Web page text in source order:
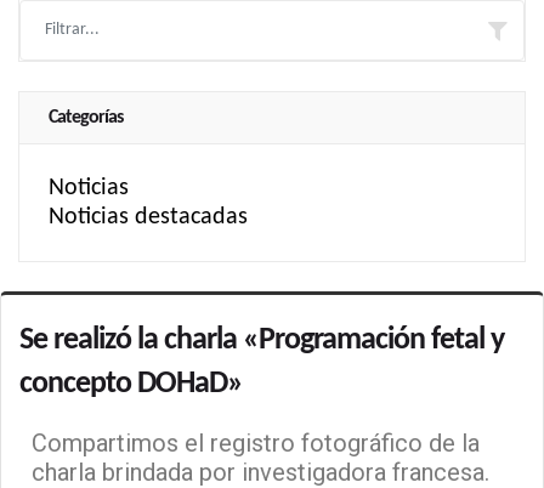
Categorías
Noticias
Noticias destacadas
Se realizó la charla «Programación fetal y
concepto DOHaD»
Compartimos el registro fotográfico de la
charla brindada por investigadora francesa.